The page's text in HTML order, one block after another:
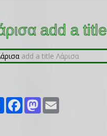
add a title
Share FacebookMastodon